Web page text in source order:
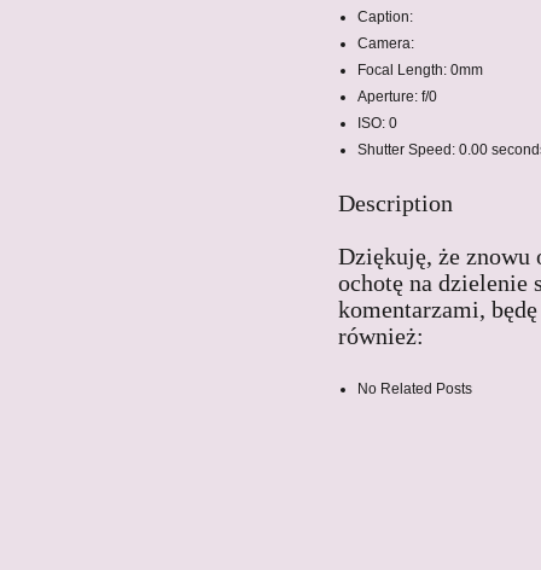
Caption:
Camera:
Focal Length: 0mm
Aperture: f/0
ISO: 0
Shutter Speed: 0.00
Description
Dziękuję, że
ochotę na dzielenie
komentarzami,
również:
No Related Posts